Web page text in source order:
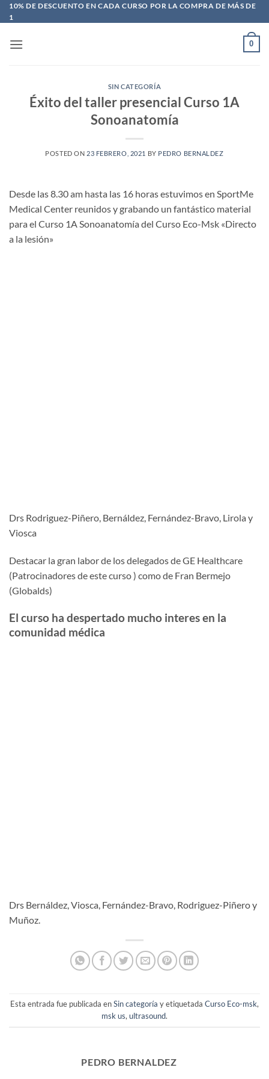
Saltar
al
10% DE DESCUENTO EN CADA CURSO POR LA COMPRA DE MÁS DE
1
0
SIN CATEGORÍA
Éxito del taller presencial Curso 1A
Sonoanatomía
POSTED ON 23 FEBRERO, 2021 BY PEDRO BERNALDEZ
Desde las 8.30 am hasta las 16 horas estuvimos en SportMe
Medical Center reunidos y grabando un fantástico material
para el Curso 1A Sonoanatomía del Curso Eco-Msk «Directo
a la lesión»
Drs Rodriguez-Piñero, Bernáldez, Fernández-Bravo, Lirola y
Viosca
Destacar la gran labor de los delegados de GE Healthcare
(Patrocinadores de este curso ) como de Fran Bermejo
(Globalds)
El curso ha despertado mucho interes en la
comunidad médica
Drs Bernáldez, Viosca, Fernández-Bravo, Rodriguez-Piñero y
Muñoz.
Esta entrada fue publicada enSin categoría y etiquetada Curso Eco-msk,
msk us, ultrasound.
PEDRO BERNALDEZ